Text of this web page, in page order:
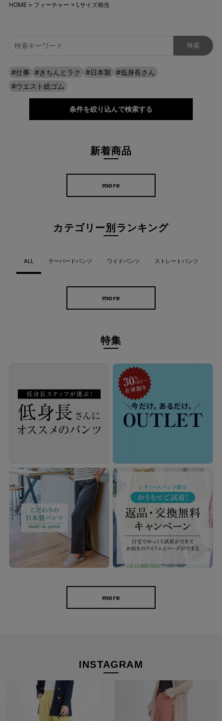
HOME フィーチャー Lサイズ相当
#仕事 #きちんとラク #日本製
#低身長さん
#ウエスト総ゴム
条件を絞り込んで検索する
新着商品
more
カテゴリー別ランキング
ALL テーパードパンツ ワイドパンツ ストレートパンツ
more
特集
more
INSTAGRAM